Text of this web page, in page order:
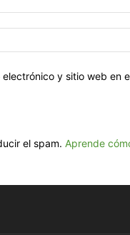
y sitio web en
el spam. Aprende